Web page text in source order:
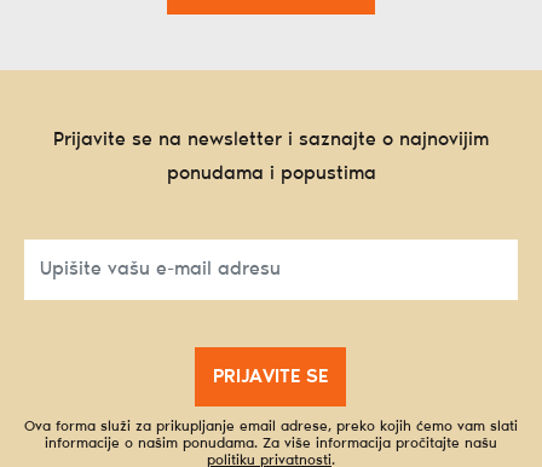
Prijavite se na newsletter i saznajte o najnovijim
ponudama i popustima
PRIJAVITE SE
Ova forma služi za prikupljanje email adrese, preko kojih ćemo vam slati
informacije o našim ponudama. Za više informacija pročitajte našu
politiku privatnosti.